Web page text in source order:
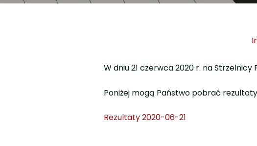
W dniu 21 czerwca 2020 r. na Strzelnicy
Poniżej mogą Państwo pobrać
Rezultaty 2020-06-21